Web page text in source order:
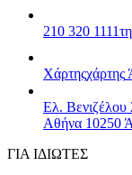
210 320 1111
Χάρτηςχάρτης
Ελ.
Αθήνα 10250
ΓΙΑ ΙΔΙΩΤΕΣ